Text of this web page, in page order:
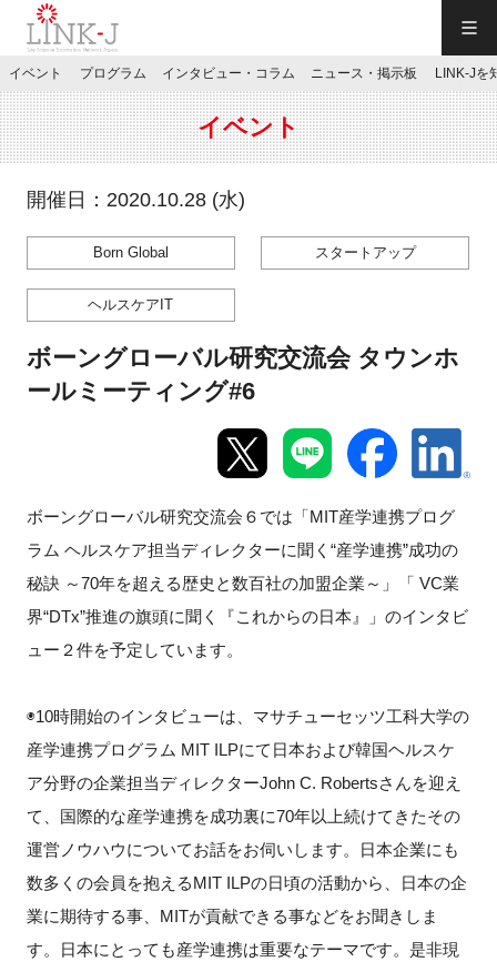
JP／EN
特別会員専用メニュー
お問い合わせ
イベント
プログラム
インタビュー・コラム
ニュース・掲示板
LINK-Jを知る
特別会員
施設・アクセス
イベント プログラム インタビュー・コラム ニュース・掲示板 LINK-Jを
イベント
開催日：2020.10.28 (水)
Born Global スタートアップ
ヘルスケアIT
ボーングローバル研究交流会 タウンホ
ールミーティング#6
ボーングローバル研究交流会６では「MIT産学連携プログ
ラム ヘルスケア担当ディレクターに聞く“産学連携”成功の
秘訣 ～70年を超える歴史と数百社の加盟企業～」「 VC業
界“DTx”推進の旗頭に聞く『これからの日本』」のインタビ
ュー２件を予定しています。
◉10時開始のインタビューは、マサチューセッツ工科大学の
産学連携プログラム MIT ILPにて日本および韓国ヘルスケ
ア分野の企業担当ディレクターJohn C. Robertsさんを迎え
て、国際的な産学連携を成功裏に70年以上続けてきたその
運営ノウハウについてお話をお伺いします。日本企業にも
数多くの会員を抱えるMIT ILPの日頃の活動から、日本の企
業に期待する事、MITが貢献できる事などをお聞きしま
す。日本にとっても産学連携は重要なテーマです。是非現